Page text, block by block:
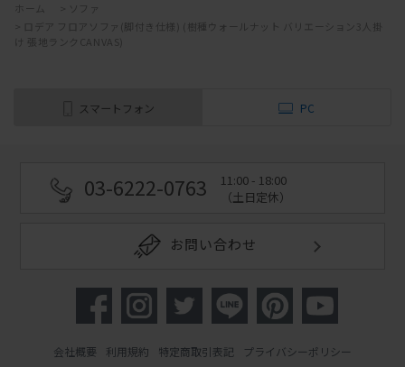
ホーム
ソファ
ロデア フロアソファ(脚付き仕様) (樹種ウォールナット バリエーション3人掛
け 張地ランクCANVAS)
スマートフォン PC
03-6222-0763
11:00 - 18:00
（土日定休）
お問い合わせ
会社概要 利用規約 特定商取引表記 プライバシーポリシー